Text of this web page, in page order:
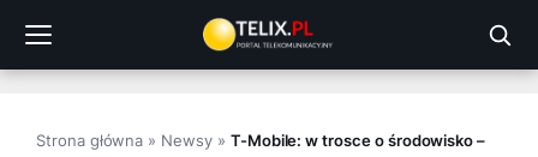
treści
Strona główna » Newsy» T-Mobile: w trosce o środowisko –